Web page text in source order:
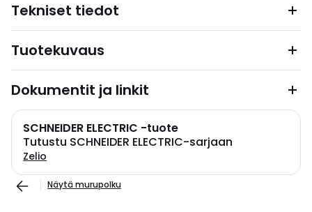
Tekniset tiedot
Tuotekuvaus
Dokumentit ja linkit
SCHNEIDER ELECTRIC -tuote
Tutustu SCHNEIDER ELECTRIC-sarjaan
Zelio
Näytä murupolku